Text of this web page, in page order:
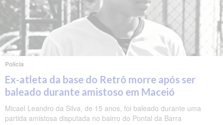
Polícia
Ex-atleta da base do Retrô morre após ser
baleado durante amistoso em Maceió
Micael Leandro da Silva, de 15 anos, foi baleado durante uma
partida amistosa disputada no bairro do Pontal da Barra